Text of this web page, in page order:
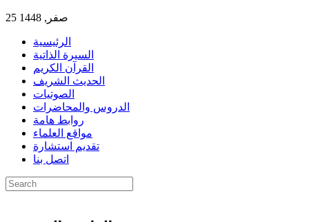
25 صفر, 1448
الرئيسية
السيرة الذاتية
القرآن الكريم
الحديث الشريف
الصوتيات
الدروس والمحاضرات
روابط هامة
مواقع العلماء
تقديم استشارة
اتصل بنا